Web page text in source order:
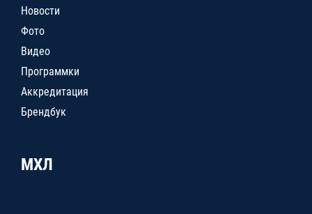
Новости
Фото
Видео
Программки
Аккредитация
Брендбук
МХЛ